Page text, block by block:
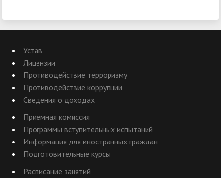
Устав
Лицензии
Противодействие терроризму
Противодействие коррупции
Сведения о доходах
Приемная комиссия
Программы вступительных испытаний
Информация для иностранных граждан
Подготовительные курсы
Расписание занятий